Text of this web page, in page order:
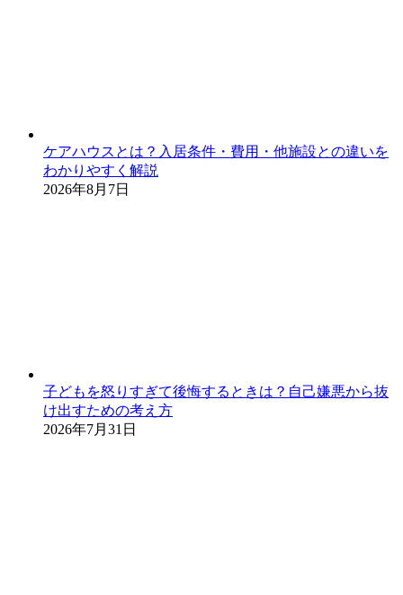
ケアハウスとは？入居条件・費用・他施設との違いを
わかりやすく解説
2026年8月7日
子どもを怒りすぎて後悔するときは？自己嫌悪から抜
け出すための考え方
2026年7月31日